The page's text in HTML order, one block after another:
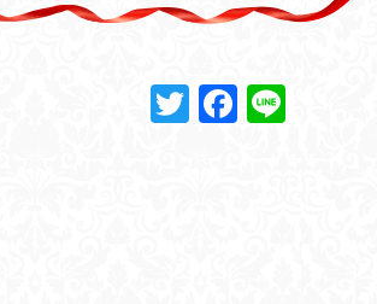
Twitter